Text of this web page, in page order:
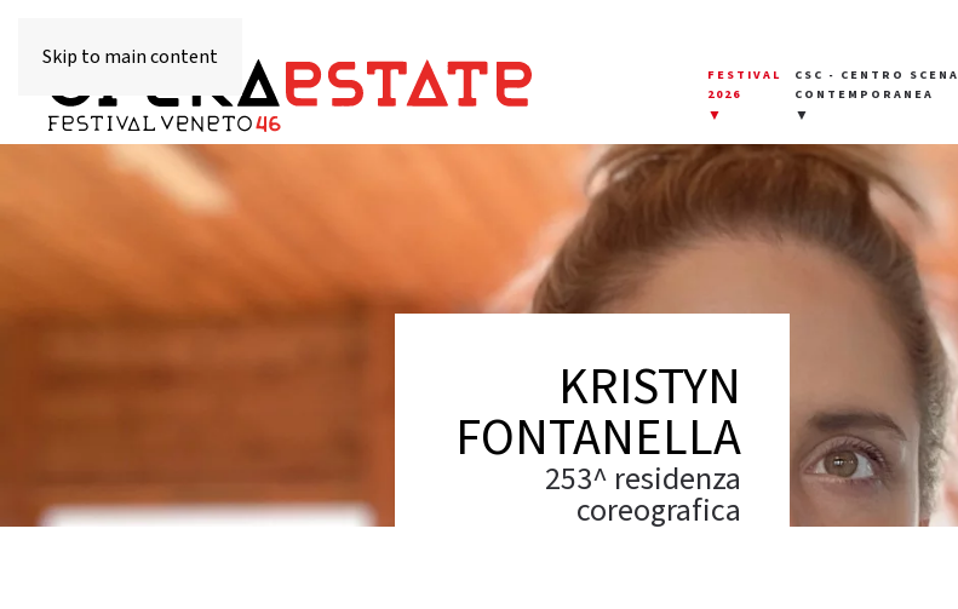
Skip to main content
FESTIVAL
2026
▼
CSC - CENTRO SCENA
CONTEMPORANEA
▼
KRISTYN
FONTANELLA
253^ residenza
coreografica